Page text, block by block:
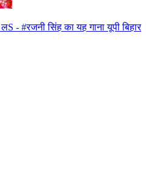
- #रजनी सिंह का यह गाना यूपी बिहार